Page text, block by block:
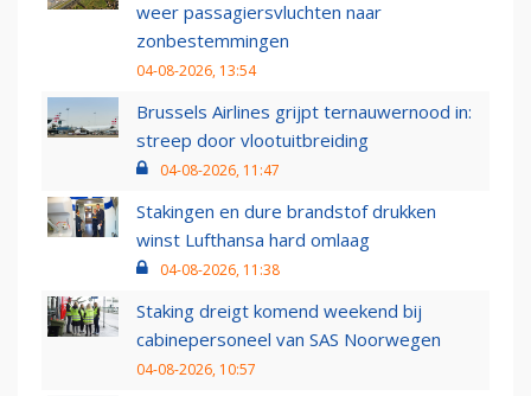
weer passagiersvluchten naar
zonbestemmingen
04-08-2026, 13:54
Brussels Airlines grijpt ternauwernood in:
streep door vlootuitbreiding
04-08-2026, 11:47
Stakingen en dure brandstof drukken
winst Lufthansa hard omlaag
04-08-2026, 11:38
Staking dreigt komend weekend bij
cabinepersoneel van SAS Noorwegen
04-08-2026, 10:57